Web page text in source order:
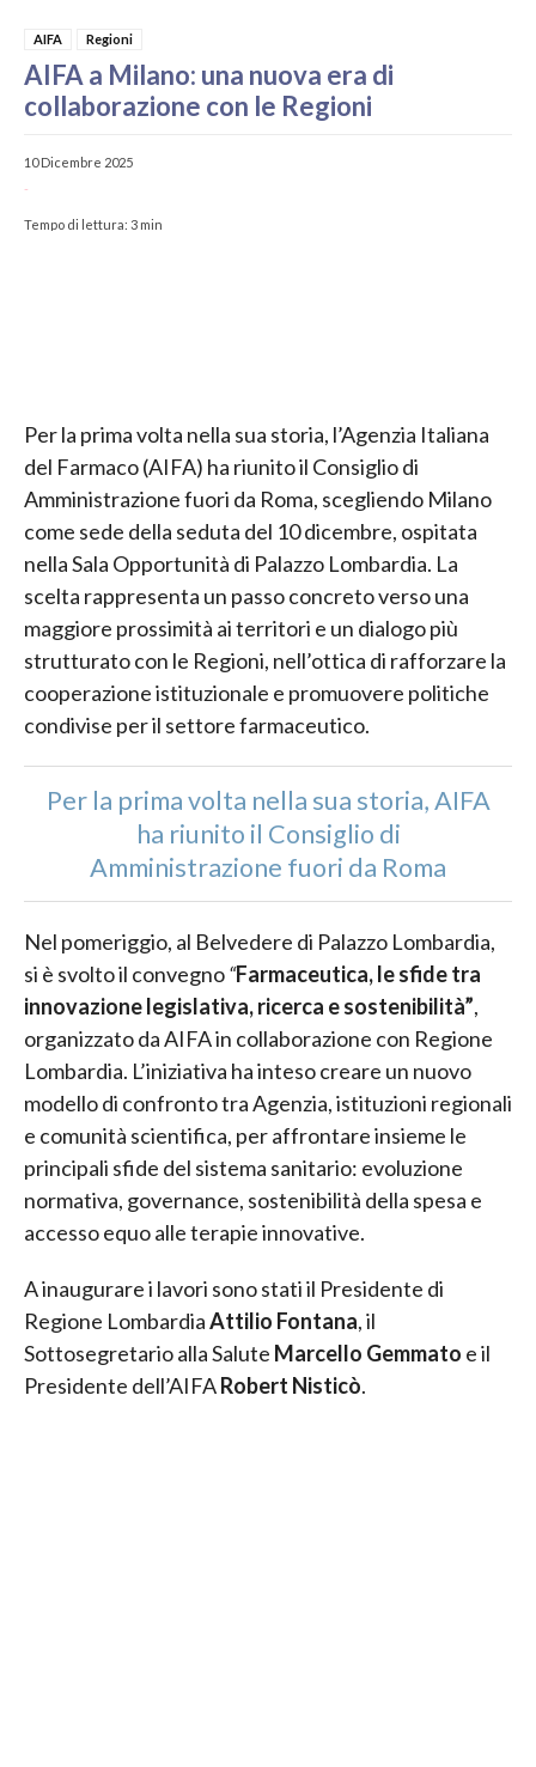
AIFA Regioni
AIFA a Milano: una nuova era di
collaborazione con le Regioni
10 Dicembre 2025
-
Tempo di lettura: 3 min
Per la prima volta nella sua storia, l’Agenzia Italiana
del Farmaco (AIFA) ha riunito il Consiglio di
Amministrazione fuori da Roma, scegliendo Milano
come sede della seduta del 10 dicembre, ospitata
nella Sala Opportunità di Palazzo Lombardia. La
scelta rappresenta un passo concreto verso una
maggiore prossimità ai territori e un dialogo più
strutturato con le Regioni, nell’ottica di rafforzare la
cooperazione istituzionale e promuovere politiche
condivise per il settore farmaceutico.
Per la prima volta nella sua storia, AIFA
ha riunito il Consiglio di
Amministrazione fuori da Roma
Nel pomeriggio, al Belvedere di Palazzo Lombardia,
si è svolto il convegno“Farmaceutica, le sfide tra
innovazione legislativa, ricerca e sostenibilità”,
organizzato da AIFA in collaborazione con Regione
Lombardia. L’iniziativa ha inteso creare un nuovo
modello di confronto tra Agenzia, istituzioni regionali
e comunità scientifica, per affrontare insieme le
principali sfide del sistema sanitario: evoluzione
normativa, governance, sostenibilità della spesa e
accesso equo alle terapie innovative.
A inaugurare i lavori sono stati il Presidente di
Regione LombardiaAttilio Fontana, il
Sottosegretario alla Salute Marcello Gemmato e il
Presidente dell’AIFARobert Nisticò.